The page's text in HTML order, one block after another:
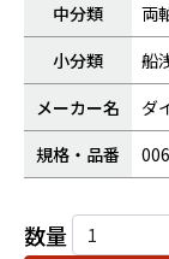
中分類
両
小分類
船
メーカー名
ダ
規格・品番
数量